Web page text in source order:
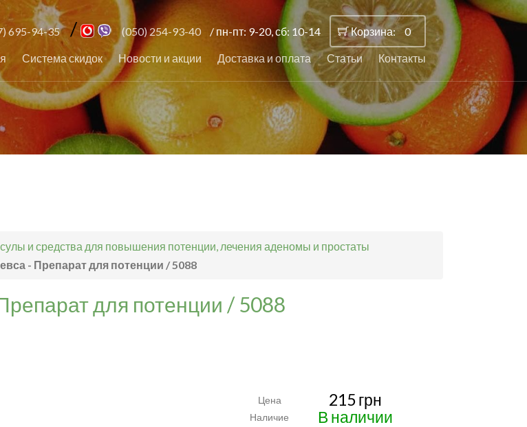
695-94-35 / (050) 254-93-40 / пн-пт: 9-20, сб: 10-14 Корзина: 0
Система скидок Новости и акции Доставка и оплата Статьи Контакты
и средства для повышения потенции, лечения аденомы и простаты
- Препарат для потенции / 5088
для потенции / 5088
Цена 215 грн
Наличие В наличии